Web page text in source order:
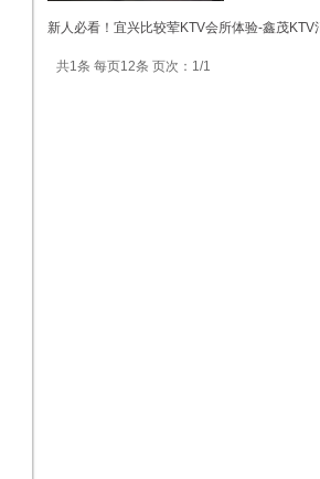
新人必看！宜兴比较荤KTV会所体验-鑫茂KTV
共1条 每页12条 页次：1/1